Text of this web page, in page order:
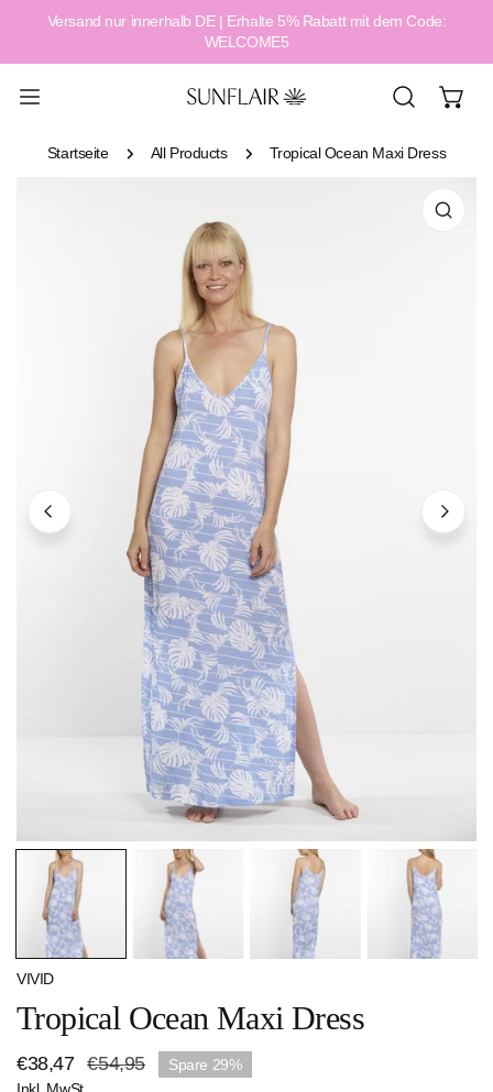
springen
Versand nur innerhalb DE | Erhalte 5% Rabatt mit dem Code:
WELCOME5
Startseite All Products Tropical Ocean Maxi Dress
ÖFFNEN SIE MEDIEN IN DER GALERIEANSICHT
VIVID
Tropical Ocean Maxi Dress
Verkaufspreis
€38,47
Regulärer€54,95 Spare 29%